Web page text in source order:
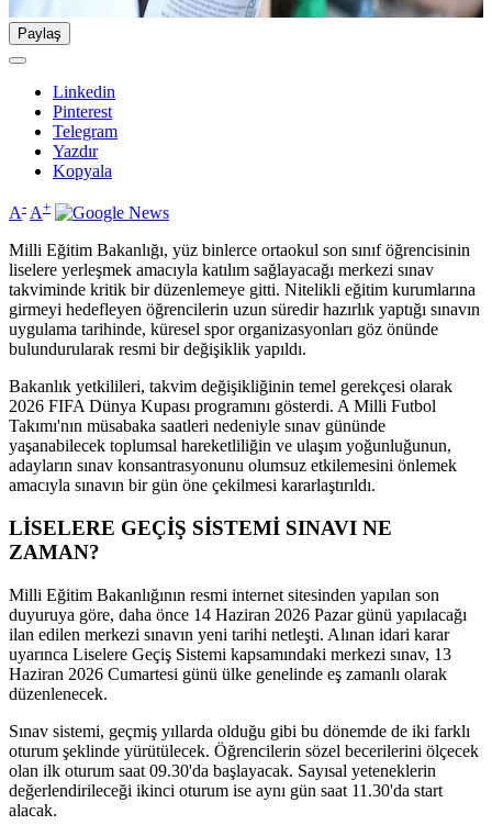
Paylaş
Linkedin
Pinterest
Telegram
Yazdır
Kopyala
A- A+
Milli Eğitim Bakanlığı, yüz binlerce ortaokul son sınıf öğrencisinin
liselere yerleşmek amacıyla katılım sağlayacağı merkezi sınav
takviminde kritik bir düzenlemeye gitti. Nitelikli eğitim kurumlarına
girmeyi hedefleyen öğrencilerin uzun süredir hazırlık yaptığı sınavın
uygulama tarihinde, küresel spor organizasyonları göz önünde
bulundurularak resmi bir değişiklik yapıldı.
Bakanlık yetkilileri, takvim değişikliğinin temel gerekçesi olarak
2026 FIFA Dünya Kupası programını gösterdi. A Milli Futbol
Takımı'nın müsabaka saatleri nedeniyle sınav gününde
yaşanabilecek toplumsal hareketliliğin ve ulaşım yoğunluğunun,
adayların sınav konsantrasyonunu olumsuz etkilemesini önlemek
amacıyla sınavın bir gün öne çekilmesi kararlaştırıldı.
LİSELERE GEÇİŞ SİSTEMİ SINAVI NE
ZAMAN?
Milli Eğitim Bakanlığının resmi internet sitesinden yapılan son
duyuruya göre, daha önce 14 Haziran 2026 Pazar günü yapılacağı
ilan edilen merkezi sınavın yeni tarihi netleşti. Alınan idari karar
uyarınca Liselere Geçiş Sistemi kapsamındaki merkezi sınav, 13
Haziran 2026 Cumartesi günü ülke genelinde eş zamanlı olarak
düzenlenecek.
Sınav sistemi, geçmiş yıllarda olduğu gibi bu dönemde de iki farklı
oturum şeklinde yürütülecek. Öğrencilerin sözel becerilerini ölçecek
olan ilk oturum saat 09.30'da başlayacak. Sayısal yeteneklerin
değerlendirileceği ikinci oturum ise aynı gün saat 11.30'da start
alacak.